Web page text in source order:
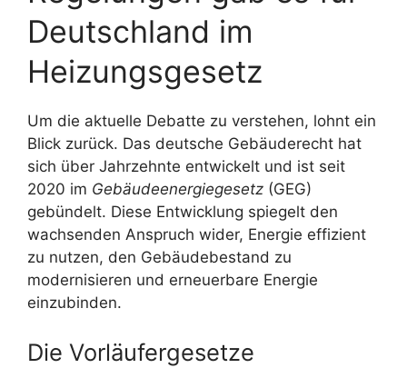
Deutschland im
Heizungsgesetz
Um die aktuelle Debatte zu verstehen, lohnt ein
Blick zurück. Das deutsche Gebäuderecht hat
sich über Jahrzehnte entwickelt und ist seit
2020 im Gebäudeenergiegesetz (GEG)
gebündelt. Diese Entwicklung spiegelt den
wachsenden Anspruch wider, Energie effizient
zu nutzen, den Gebäudebestand zu
modernisieren und erneuerbare Energie
einzubinden.
Die Vorläufergesetze